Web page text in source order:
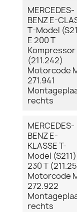
MERCEDES-
BENZ E-
T-Model
E 200 T
Kompressor
(211.242)
Motorcode
271.941
rechts
MERCEDES-
BENZ E-
KLASSE T-
Model (S211)
230 T
Motorcode
272.922
rechts